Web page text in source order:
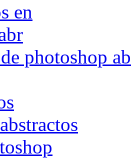
photoshop